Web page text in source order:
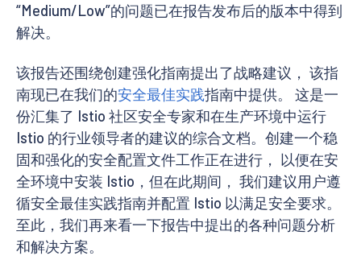
“Medium/Low”的问题已在报告发布后的版本中得到
解决。
该报告还围绕创建强化指南提出了战略建议， 该指
南现已在我们的安全最佳实践指南中提供。 这是一
份汇集了 Istio 社区安全专家和在生产环境中运行
Istio 的行业领导者的建议的综合文档。创建一个稳
固和强化的安全配置文件工作正在进行， 以便在安
全环境中安装 Istio，但在此期间， 我们建议用户遵
循安全最佳实践指南并配置 Istio 以满足安全要求。
至此，我们再来看一下报告中提出的各种问题分析
和解决方案。